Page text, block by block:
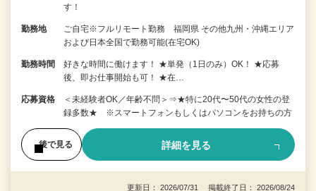
す！
勤務地
ご自宅※フルリモート勤務 福岡県 その他九州・沖縄エリア
および日本全国で勤務可能(在宅OK)
勤務時間
好きな時間に働けます！ ★単発（1日のみ）OK！ ★応募
後、即お仕事開始も可！ ★在…
応募資格
＜未経験者OK／年齢不問＞⇒★特に20代〜50代の女性の登
録多数★ ※スマートフォンもしくはパソコンをお持ちの方
後で見る 詳細を見る
更新日： 2026/07/31 掲載終了日： 2026/08/24